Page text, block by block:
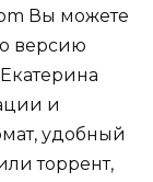
Вы можете
версию
и
удобный
торрент,